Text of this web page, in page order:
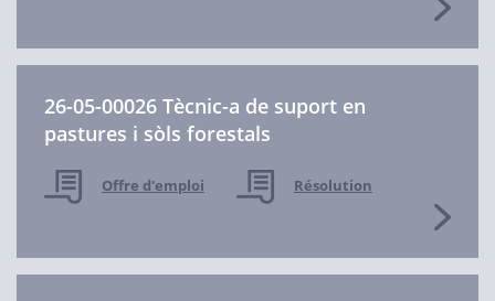
26-05-00026 Tècnic-a de suport en
pastures i sòls forestals
Offre d'emploi Résolution